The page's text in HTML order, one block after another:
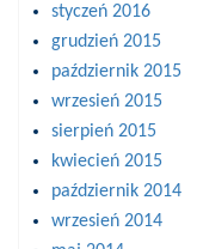
styczeń 2016
grudzień 2015
październik 2015
wrzesień 2015
sierpień 2015
kwiecień 2015
październik 2014
wrzesień 2014